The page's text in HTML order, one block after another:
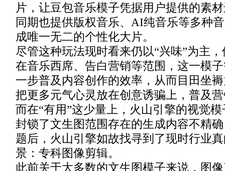
片，让豆包音乐模子凭据用户提供的素
同期也提供版权音乐、AI纯音乐等多种
成唯一无二的个性化大片。
尽管这种玩法现时看来仍以“兴味”为主
在音乐西席、告白营销等范围，这一模
一步普及内容创作的效率，从而目田坐
把更多元气心灵放在创意诱骗上，普及
而在“有用”这少量上，火山引擎的视觉
封锁了文生图范围存在的生成内容不精
题后，火山引擎如故找寻到了现时行业
景：专科图像剪辑。
此前关于大多数的文生图模子来说，图